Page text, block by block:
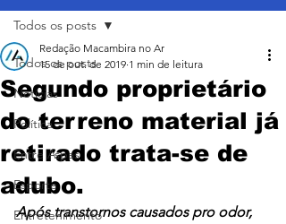
Todos os posts
Notícias
Política
Entre Aspas
Esporte
Entretenimento
Todos os posts
Segundo proprietário
do terreno material já
retirado trata-se de
adubo.
Redação Macambira no Ar
15 de out. de 2019 1 min de leitura
Após transtornos causados pro odor,